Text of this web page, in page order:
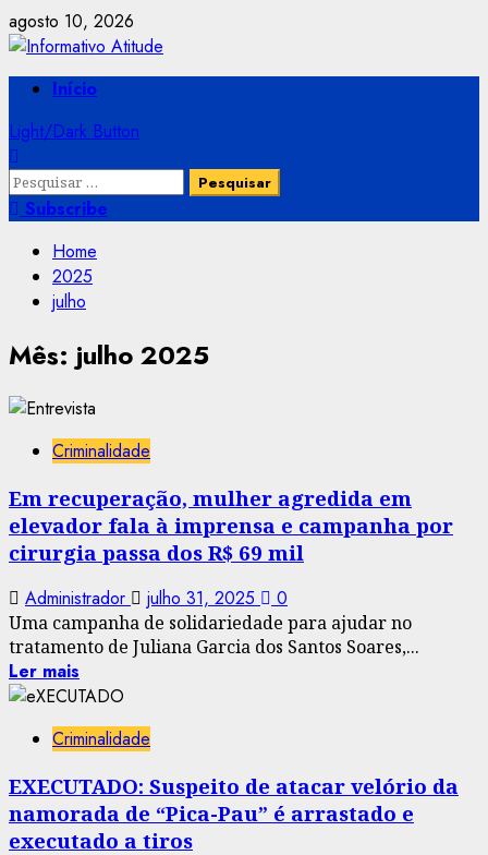
Skip
to
content
agosto 10, 2026
PrimaryInício
Light/Dark Button
Pesquisar
por:Subscribe
Home
2025
julho
Mês: julho 2025
Criminalidade
Em recuperação, mulher agredida em
elevador fala à imprensa e campanha por
cirurgia passa dos R$ 69 mil
Administrador julho 31, 2025 0
Uma campanha de solidariedade para ajudar no
tratamento de Juliana Garcia dos Santos Soares,...
Ler mais
Criminalidade
EXECUTADO: Suspeito de atacar velório da
namorada de “Pica-Pau” é arrastado e
executado a tiros